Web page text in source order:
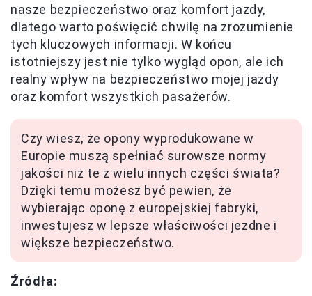
nasze bezpieczeństwo oraz komfort jazdy,
dlatego warto poświęcić chwilę na zrozumienie
tych kluczowych informacji. W końcu
istotniejszy jest nie tylko wygląd opon, ale ich
realny wpływ na bezpieczeństwo mojej jazdy
oraz komfort wszystkich pasażerów.
Czy wiesz, że opony wyprodukowane w
Europie muszą spełniać surowsze normy
jakości niż te z wielu innych części świata?
Dzięki temu możesz być pewien, że
wybierając oponę z europejskiej fabryki,
inwestujesz w lepsze właściwości jezdne i
większe bezpieczeństwo.
Źródła: